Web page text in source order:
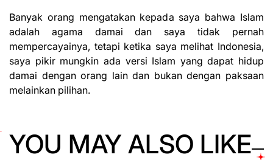
Banyak orang mengatakan kepada saya bahwa Islam
adalah agama damai dan saya tidak pernah
mempercayainya, tetapi ketika saya melihat Indonesia,
saya pikir mungkin ada versi Islam yang dapat hidup
damai dengan orang lain dan bukan dengan paksaan
melainkan pilihan.
YOU MAY ALSO LIKE